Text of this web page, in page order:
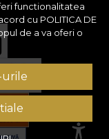
functionalitatea
cu POLITICA DE
de a va oferi o
urile